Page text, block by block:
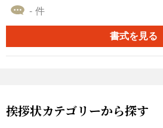
- 件
書式を見る
挨拶状カテゴリーから探す